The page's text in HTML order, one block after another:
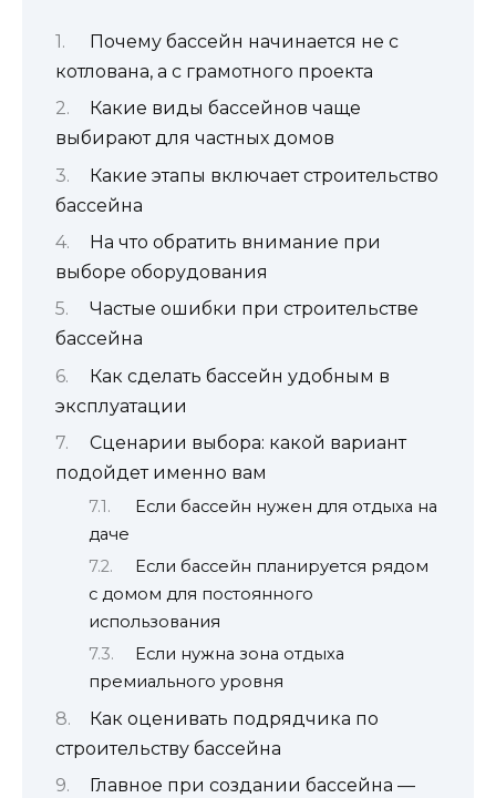
Почему бассейн начинается не с
котлована, а с грамотного проекта
Какие виды бассейнов чаще
выбирают для частных домов
Какие этапы включает строительство
бассейна
На что обратить внимание при
выборе оборудования
Частые ошибки при строительстве
бассейна
Как сделать бассейн удобным в
эксплуатации
Сценарии выбора: какой вариант
подойдет именно вам
Если бассейн нужен для отдыха на
даче
Если бассейн планируется рядом
с домом для постоянного
использования
Если нужна зона отдыха
премиального уровня
Как оценивать подрядчика по
строительству бассейна
Главное при создании бассейна —